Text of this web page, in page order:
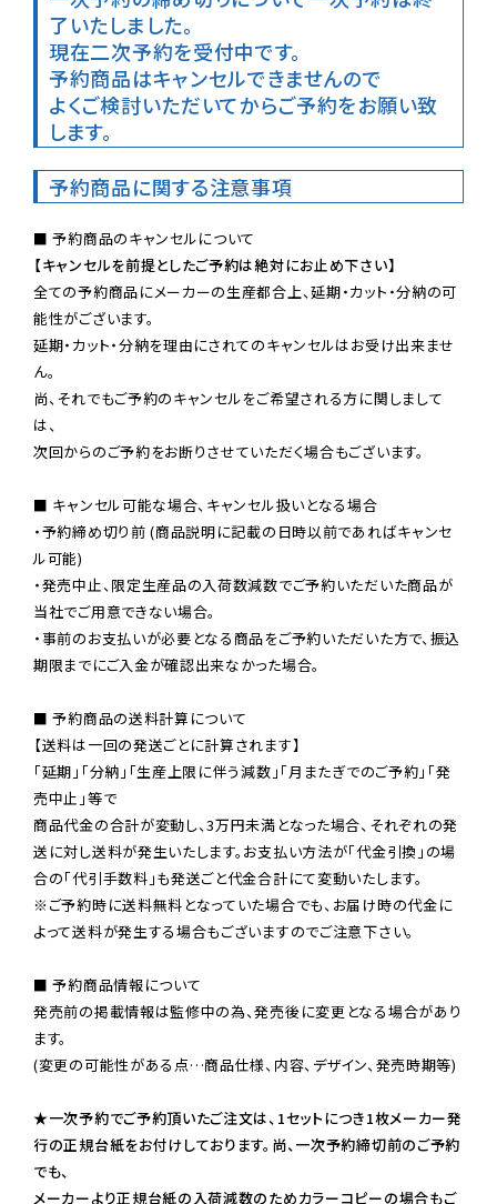
了いたしました。
現在二次予約を受付中です。
予約商品はキャンセルできませんので
よくご検討いただいてからご予約をお願い致
します。
予約商品に関する注意事項
【キャンセルを前提としたご予約は絶対にお止め下さい】
全ての予約商品にメーカーの生産都合上、延期・カット・分納の可
能性がございます。
延期・カット・分納を理由にされてのキャンセルはお受け出来ませ
ん。
尚、それでもご予約のキャンセルをご希望される方に関しまして
は、
次回からのご予約をお断りさせていただく場合もございます。
■ キャンセル可能な場合、キャンセル扱いとなる場合
・予約締め切り前 (商品説明に記載の日時以前であればキャンセ
ル可能)
・発売中止、限定生産品の入荷数減数でご予約いただいた商品が
当社でご用意できない場合。
・事前のお支払いが必要となる商品をご予約いただいた方で、振込
期限までにご入金が確認出来なかった場合。
■ 予約商品の送料計算について
【送料は一回の発送ごとに計算されます】
「延期」「分納」「生産上限に伴う減数」「月またぎでのご予約」「発
売中止」等で
商品代金の合計が変動し、3万円未満となった場合、それぞれの発
送に対し送料が発生いたします。お支払い方法が「代金引換」の場
※ご予約時に送料無料となっていた場合でも、お届け時の代金に
よって送料が発生する場合もございますのでご注意下さい。
■ 予約商品情報について
発売前の掲載情報は監修中の為、発売後に変更となる場合があり
ます。
(変更の可能性がある点…商品仕様、内容、デザイン、発売時期等)
★一次予約でご予約頂いたご注文は、1セットにつき1枚メーカー発
行の正規台紙をお付けしております。尚、一次予約締切前のご予約
でも、
メーカーより正規台紙の入荷減数のためカラーコピーの場合もご